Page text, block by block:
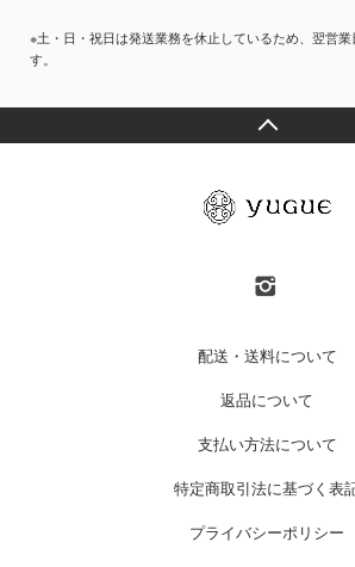
※土・日・祝日は発送業務を休止しているため、翌営業
す。
配送・送料について
返品について
支払い方法について
特定商取引法に基づく表
プライバシーポリシー